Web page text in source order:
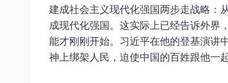
建成社会主义现代化强国两步走战略
成现代化强国。这实际上已经告诉外
能才刚刚开始。习近平在他的登基演讲
神上绑架人民，迫使中国的百姓跟他一